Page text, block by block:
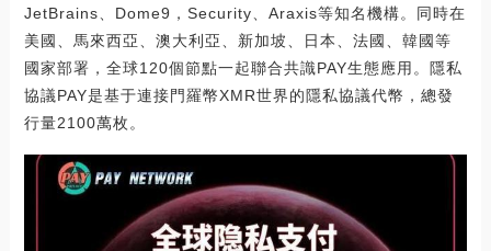
JetBrains、Dome9，Security、Araxis等知名機構。同時在
美國、馬來西亞、澳大利亞、新加坡、日本、法國、韓國等
國家部署，全球120個節點一起聯合共識PAY生態應用。隱私
協議PAY是基于連接門羅幣XMR世界的隱私協議代幣，總發
行量2100萬枚。